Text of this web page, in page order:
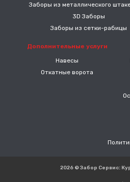
Заборы из металлического
3D Заборы
Заборы из сетки-рабицы
Дополнительные услуги
Навесы
Откатные ворота
2026 © Забор Сервис: